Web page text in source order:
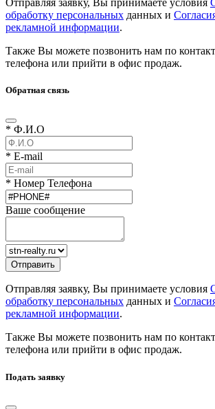
Отправляя заявку, Вы принимаете условия
обработку персональных данных и
рекламной информации.
Также Вы можете позвонить нам по
телефона или прийти в офис продаж.
Обратная связь
* Ф.И.О
* E-mail
* Номер Телефона
Ваше сообщение
Отправляя заявку, Вы принимаете условия
обработку персональных данных и
рекламной информации.
Также Вы можете позвонить нам по
телефона или прийти в офис продаж.
Подать заявку